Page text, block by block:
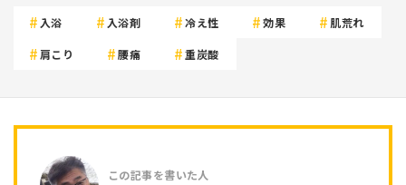
入浴 入浴剤 冷え性 効果 肌荒れ
肩こり 腰痛 重炭酸